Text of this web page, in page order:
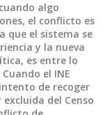
algo
el conflicto es
que el sistema se
y la nueva
es entre lo
el INE
de recoger
del Censo